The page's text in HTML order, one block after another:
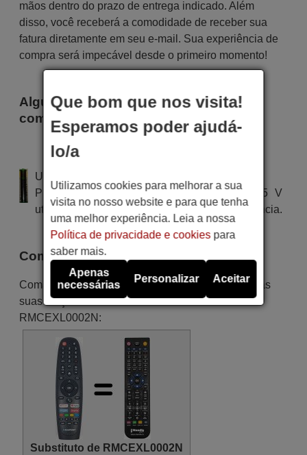
mãos dentro do prazo de entrega indicado. Além
disso, você receberá a comodidade de receber sua
fatura diretamente em seu e-mail. Sua experiência de
compra será impecável desde o primeiro momento!
Alguns dos modelos que utilizam este
comando são
Utiliza 2 pilhas do tipo AAA
Pilha alcalina tipo AA LR03 de tensão 1.5 V
utilizada em alguns tipos de comandos à distância.
Comandos Equivalentes
Comandos equivalente que substituem em todas as
suas funções o comando BLAUPUNKT
RMCEXL0002N:
Substituto de RMCEXL0002N
Que bom que nos visita!
Esperamos poder ajudá-
lo/a
Utilizamos cookies para melhorar a sua
visita no nosso website e para que tenha
uma melhor experiência. Leia a nossa
Política de privacidade e cookiespara
saber mais.
Apenas
necessárias
Personalizar Aceitar